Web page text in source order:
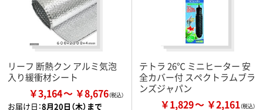
リーフ 断熱クン アルミ気泡
入り緩衝材シート
￥3,164 ￥8,676
お届け日：8月20日（木）まで
テトラ 26℃ ミニヒーター 安
全カバー付 スペクトラムブラ
ンズジャパン
￥1,829 ￥2,161